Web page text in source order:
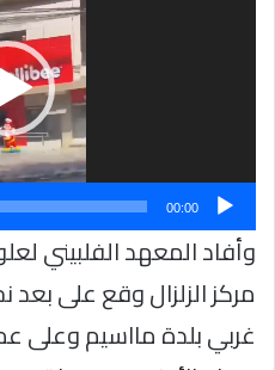
00:00
وأفاد المعهد الفلبيني